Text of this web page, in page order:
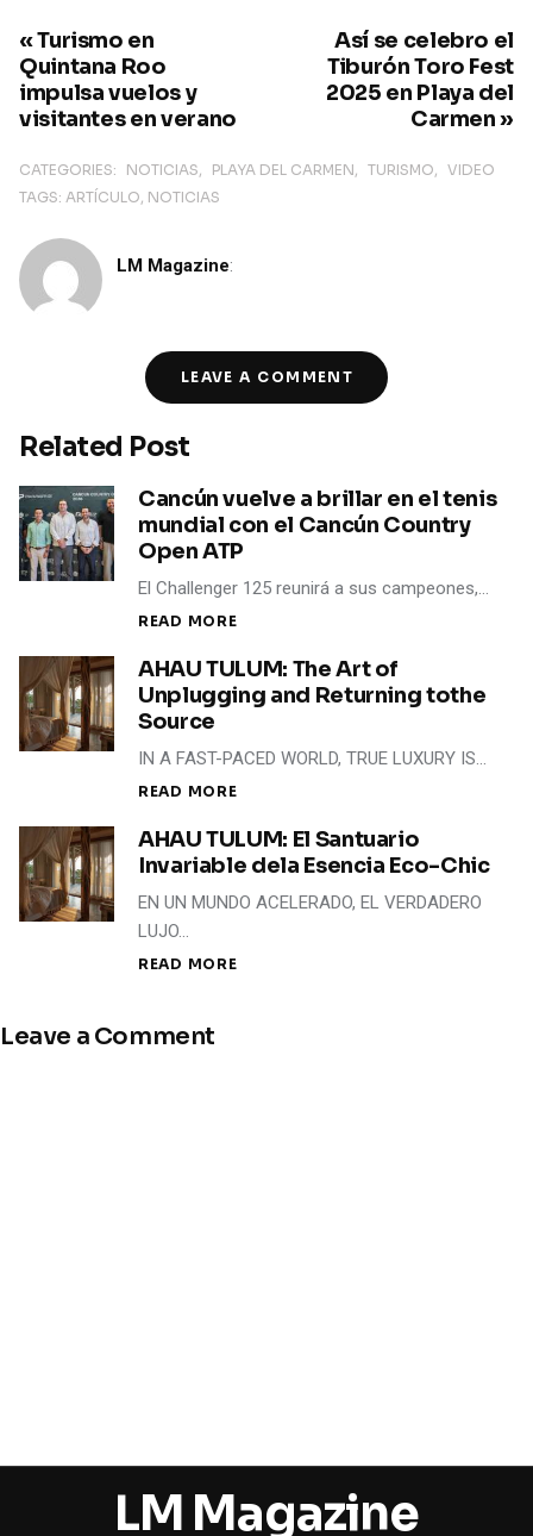
Así se celebro el
Tiburón Toro Fest
2025 en Playa del
Carmen »
« Turismo en
Quintana Roo
impulsa vuelos y
visitantes en verano
CATEGORIES: NOTICIAS PLAYA DEL CARMEN TURISMO
VIDEO
TAGS: ARTÍCULO NOTICIAS
LM Magazine:
LEAVE A COMMENT
Related Post
Cancún vuelve a brillar en el tenis
mundial con el Cancún Country
Open ATP
El Challenger 125 reunirá a sus campeones,…
READ MORE
AHAU TULUM: The Art of
Unplugging and Returning tothe
Source
IN A FAST-PACED WORLD, TRUE LUXURY IS…
READ MORE
AHAU TULUM: El Santuario
Invariable dela Esencia Eco-Chic
EN UN MUNDO ACELERADO, EL VERDADERO
LUJO…
READ MORE
Leave a Comment
LM Magazine